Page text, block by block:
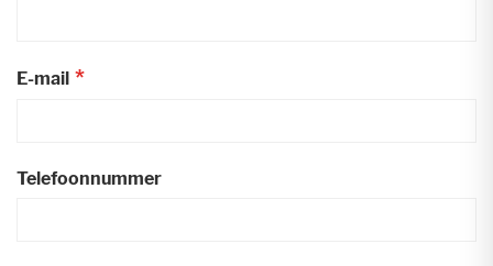
E-mail
Telefoonnummer